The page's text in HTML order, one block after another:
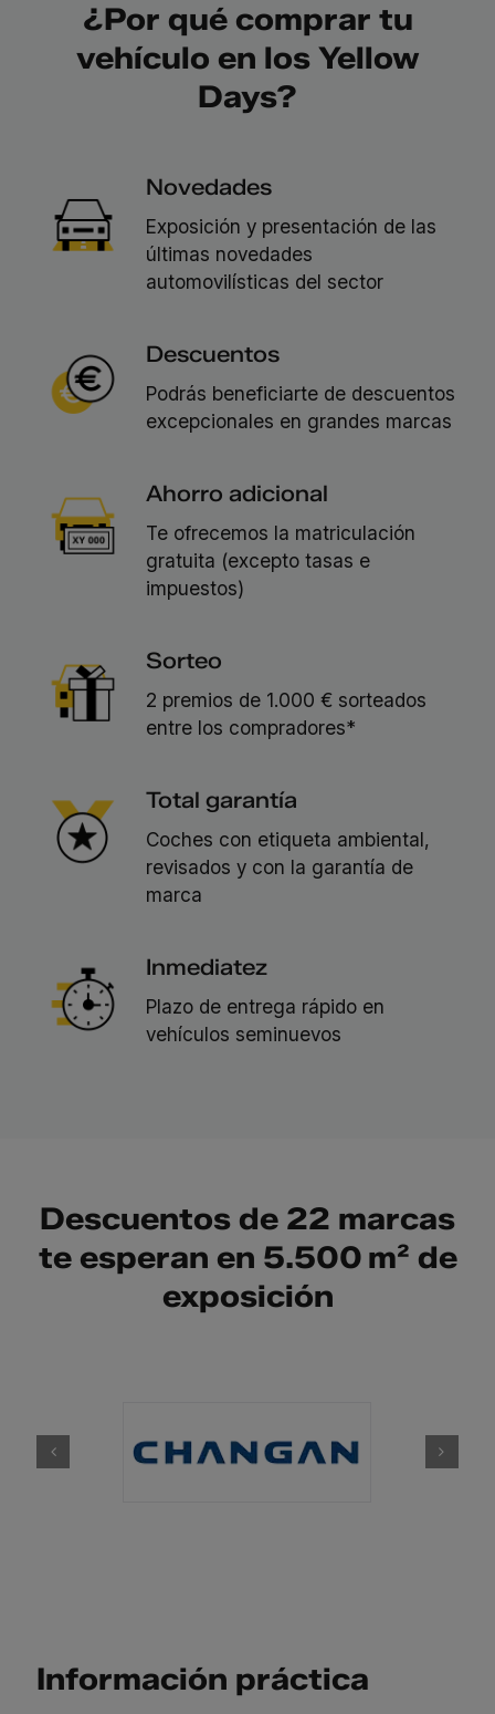
¿Por qué comprar tu
vehículo en los Yellow
Days?
Novedades
Exposición y presentación de las
últimas novedades
automovilísticas del sector
Descuentos
Podrás beneficiarte de descuentos
excepcionales en grandes marcas
Ahorro adicional
Te ofrecemos la matriculación
gratuita (excepto tasas e
impuestos)
Sorteo
2 premios de 1.000 € sorteados
entre los compradores*
Total garantía
Coches con etiqueta ambiental,
revisados y con la garantía de
marca
Inmediatez
Plazo de entrega rápido en
vehículos seminuevos
Descuentos de 22 marcas
te esperan en 5.500 m² de
exposición
Información práctica